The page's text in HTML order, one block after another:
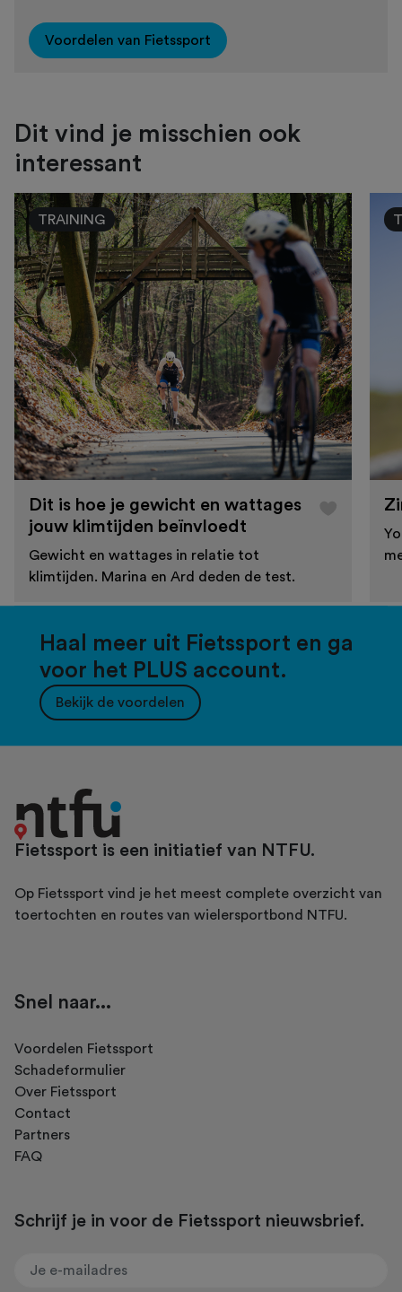
Voordelen van Fietssport
Dit vind je misschien ook
interessant
TRAINING
Dit is hoe je gewicht en wattages
jouw klimtijden beïnvloedt
Gewicht en wattages in relatie tot
klimtijden. Marina en Ard deden de test.
Haal meer uit Fietssport en ga
voor het PLUS account.
Bekijk de voordelen
Fietssport is een initiatief van NTFU.
Op Fietssport vind je het meest complete overzicht van
toertochten en routes van wielersportbond NTFU.
Snel naar...
Voordelen Fietssport
Schadeformulier
Over Fietssport
Contact
Partners
FAQ
Schrijf je in voor de Fietssport nieuwsbrief.